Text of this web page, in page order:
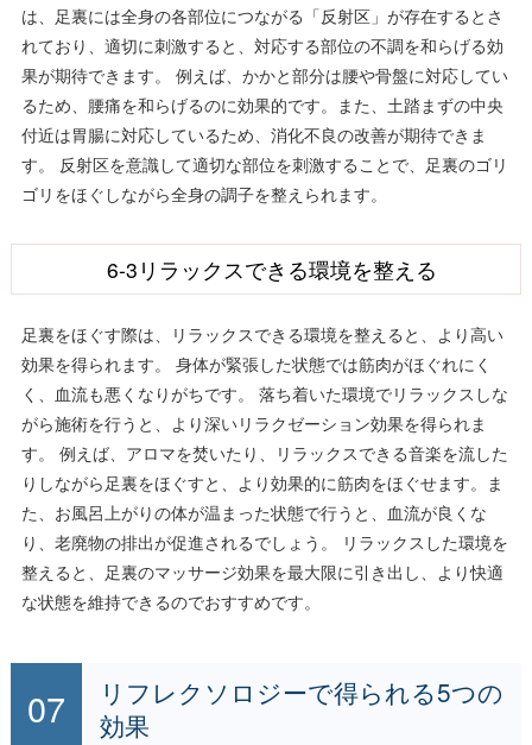
は、足裏には全身の各部位につながる「反射区」が存在するとさ
れており、適切に刺激すると、対応する部位の不調を和らげる効
果が期待できます。 例えば、かかと部分は腰や骨盤に対応してい
るため、腰痛を和らげるのに効果的です。また、土踏まずの中央
付近は胃腸に対応しているため、消化不良の改善が期待できま
す。 反射区を意識して適切な部位を刺激することで、足裏のゴリ
ゴリをほぐしながら全身の調子を整えられます。
6-3リラックスできる環境を整える
足裏をほぐす際は、リラックスできる環境を整えると、より高い
効果を得られます。 身体が緊張した状態では筋肉がほぐれにく
く、血流も悪くなりがちです。 落ち着いた環境でリラックスしな
がら施術を行うと、より深いリラクゼーション効果を得られま
す。 例えば、アロマを焚いたり、リラックスできる音楽を流した
りしながら足裏をほぐすと、より効果的に筋肉をほぐせます。ま
た、お風呂上がりの体が温まった状態で行うと、血流が良くな
り、老廃物の排出が促進されるでしょう。 リラックスした環境を
整えると、足裏のマッサージ効果を最大限に引き出し、より快適
な状態を維持できるのでおすすめです。
リフレクソロジーで得られる5つの
効果